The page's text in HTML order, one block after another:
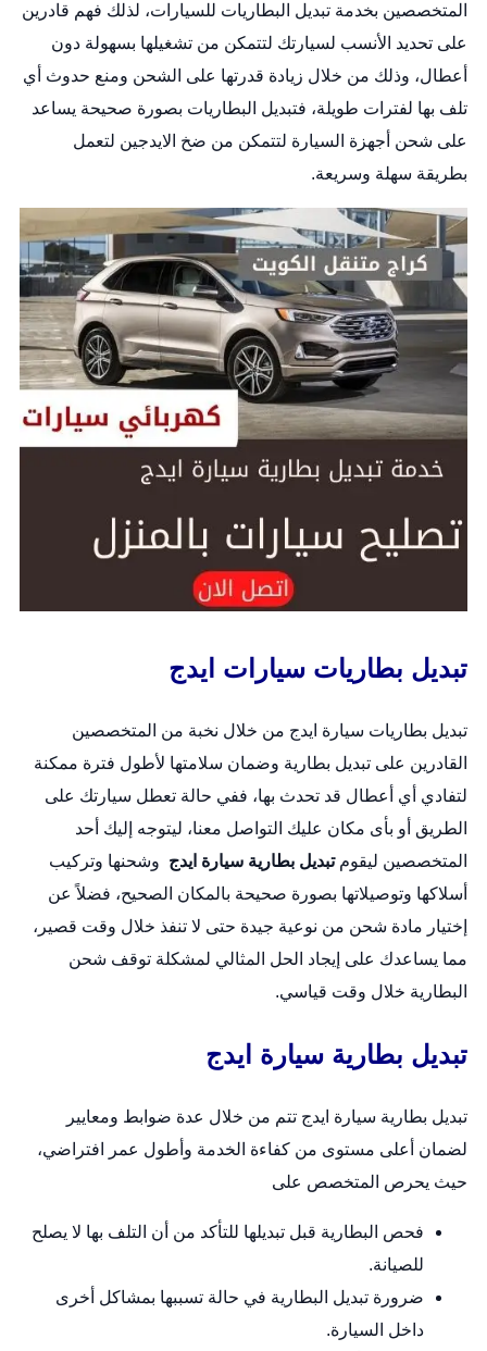
المتخصصين بخدمة تبديل البطاريات للسيارات، لذلك فهم قادرين
على تحديد الأنسب لسيارتك لتتمكن من تشغيلها بسهولة دون
أعطال، وذلك من خلال زيادة قدرتها على الشحن ومنع حدوث أي
تلف بها لفترات طويلة، فتبديل البطاريات بصورة صحيحة يساعد
على شحن أجهزة السيارة لتتمكن من ضخ الايدجين لتعمل
بطريقة سهلة وسريعة.
تبديل بطاريات سيارات ايدج
تبديل بطاريات سيارة ايدج من خلال نخبة من المتخصصين
القادرين على تبديل بطارية وضمان سلامتها لأطول فترة ممكنة
لتفادي أي أعطال قد تحدث بها، ففي حالة تعطل سيارتك على
الطريق أو بأى مكان عليك التواصل معنا، ليتوجه إليك أحد
المتخصصين ليقومتبديل بطارية سيارة ايدج وشحنها وتركيب
أسلاكها وتوصيلاتها بصورة صحيحة بالمكان الصحيح، فضلاً عن
إختيار مادة شحن من نوعية جيدة حتى لا تنفذ خلال وقت قصير،
مما يساعدك على إيجاد الحل المثالي لمشكلة توقف شحن
البطارية خلال وقت قياسي.
تبديل بطارية سيارة ايدج
تبديل بطارية سيارة ايدج تتم من خلال عدة ضوابط ومعايير
لضمان أعلى مستوى من كفاءة الخدمة وأطول عمر افتراضي،
حيث يحرص المتخصص على
فحص البطارية قبل تبديلها للتأكد من أن التلف بها لا يصلح
للصيانة.
ضرورة تبديل البطارية في حالة تسببها بمشاكل أخرى
داخل السيارة.